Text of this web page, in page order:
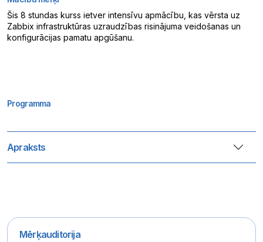
Šis 8 stundas kurss ietver intensīvu apmācību, kas vērsta uz
Zabbix infrastruktūras uzraudzības risinājuma veidošanas un
konfigurācijas pamatu apgūšanu.
Programma
Apraksts
Mērķauditorija